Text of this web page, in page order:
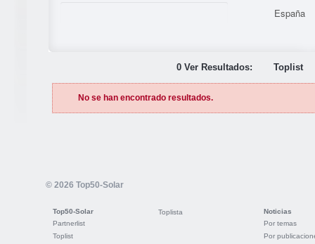
0 Ver Resultados: Toplist
No se han encontrado resultados.
© 2026 Top50-Solar
Top50-Solar
Partnerlist
Toplist
Toplista
Noticias
Por temas
Por